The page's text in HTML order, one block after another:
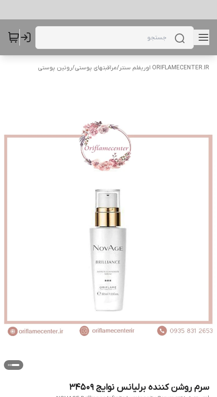
ORIFLAMECENTER.IR اوریفلم سنتر /مراقبتهای پوستی/روتین پوستی
سرم روشن کننده برلیانس نوایج 34509